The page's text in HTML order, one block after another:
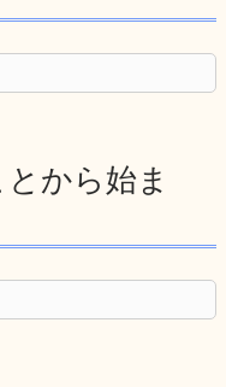
から始ま